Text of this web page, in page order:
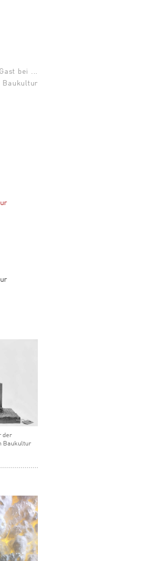
bei ...
Baukultur
der
Baukultur